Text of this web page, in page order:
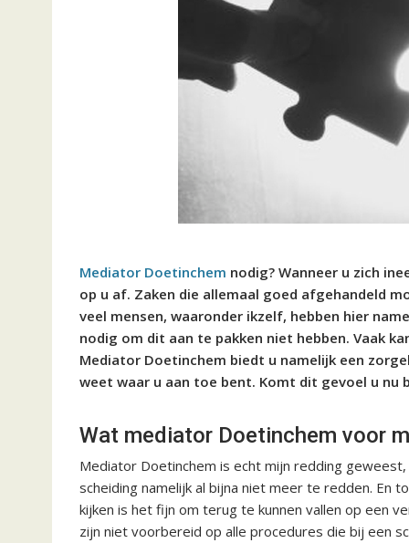
Mediator Doetinchem nodig? Wanneer u zich
op u af. Zaken die allemaal goed afgehandeld
veel mensen, waaronder ikzelf, hebben hier
nodig om dit aan te pakken niet hebben. Vaak
Mediator Doetinchem biedt u namelijk een
weet waar u aan toe bent. Komt dit gevoel u nu
Wat mediator Doetinchem voor
Mediator Doetinchem is echt mijn redding
scheiding namelijk al bijna niet meer te redden. En
kijken is het fijn om terug te kunnen vallen op een
zijn niet voorbereid op alle procedures die bij een